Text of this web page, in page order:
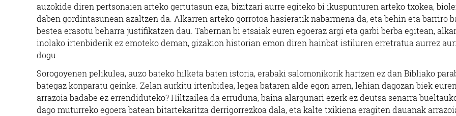
auzokide diren pertsonaien arteko gertutasun eza, bizitzari aurre egiteko bi ikuspunturen arteko txokea,
daben gordintasunean azaltzen da. Alkarren arteko gorrotoa hasieratik nabarmena da, eta behin eta barriro
bestea erasotu beharra justifikatzen dau. Tabernan bi etsaiak euren egoeraz argi eta garbi berba egitean,
inolako irtenbiderik ez emoteko deman, gizakion historian emon diren hainbat istiluren erretratua aurrez
dogu.
Sorogoyenen pelikulea, auzo bateko hilketa baten istoria, erabaki salomonikorik hartzen ez dan Bibliako
bategaz konparatu geinke. Zelan aurkitu irtenbidea, legea bataren alde egon arren, lehian dagozan biek
arrazoia badabe ez errendiduteko? Hiltzailea da erruduna, baina alargunari ezerk ez deutsa senarra
dago muturreko egoera batean bitartekaritza derrigorrezkoa dala, eta kalte txikiena eragiten dauanak